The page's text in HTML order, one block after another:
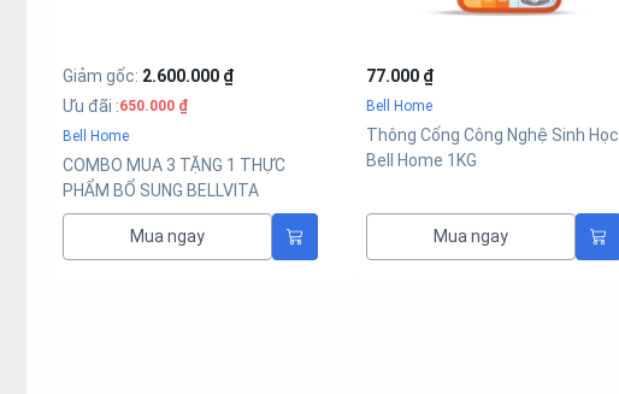
Giảm gốc: 2.600.000 ₫
Ưu đãi :650.000 ₫
Bell Home
COMBO MUA 3 TẶNG 1 THỰC
PHẨM BỔ SUNG BELLVITA
NUTRITIOUS MEAL
Mua ngay
77.000 ₫
Bell Home
Thông Cống Công Nghệ Sinh Học
Bell Home 1KG
Mua ngay